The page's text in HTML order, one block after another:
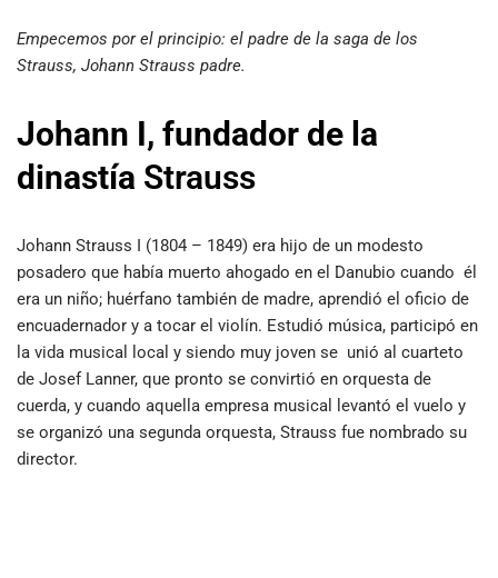
Empecemos por el principio: el padre de la saga de los
Strauss, Johann Strauss padre.
Johann I, fundador de la
dinastía Strauss
Johann Strauss I (1804 – 1849) era hijo de un modesto
posadero que había muerto ahogado en el Danubio cuando él
era un niño; huérfano también de madre, aprendió el oficio de
encuadernador y a tocar el violín. Estudió música, participó en
la vida musical local y siendo muy joven se unió al cuarteto
de Josef Lanner, que pronto se convirtió en orquesta de
cuerda, y cuando aquella empresa musical levantó el vuelo y
se organizó una segunda orquesta, Strauss fue nombrado su
director.